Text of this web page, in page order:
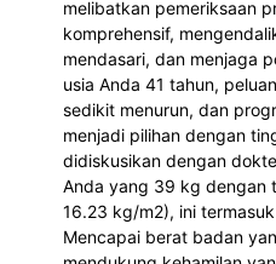
melibatkan pemeriksaan
komprehensif,
mendasari, dan menjaga
usia Anda 41 tahun,
sedikit menurun, dan
menjadi pilihan dengan
didiskusikan dengan
Anda yang 39 kg dengan
16.23 kg/m2), ini
Mencapai berat badan